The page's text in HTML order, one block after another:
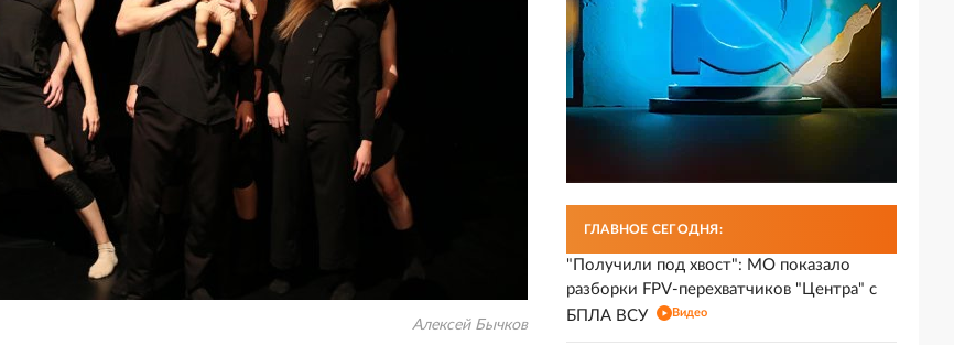
Алексей Бычков
ГЛАВНОЕ СЕГОДНЯ:
"Получили под хвост": МО показало
разборки FPV-перехватчиков "Центра" с
БПЛА ВСУ
Видео